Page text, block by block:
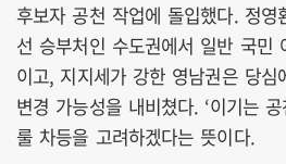
후보자 공천 작업에 돌입했다. 정영
선 승부처인 수도권에서 일반 국민
이고, 지지세가 강한 영남권은 당심
변경 가능성을 내비쳤다. ‘이기는
룰 차등을 고려하겠다는 뜻이다.